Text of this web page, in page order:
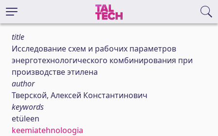
title
Исследование схем и рабочих параметров
энерготехнологического комбинирования при
производстве этилена
author
Тверской, Алексей Константинович
keywords
etüleen
keemiatehnoloogia